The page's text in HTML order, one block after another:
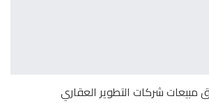
مبيعات شركات التطوير العقاري